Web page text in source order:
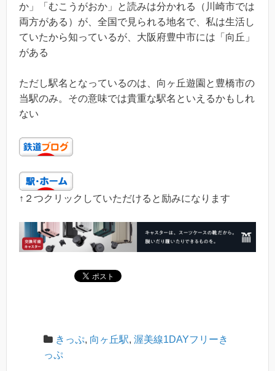
か」「むこうがおか」と読みは分かれる（川崎市では
両方がある）が、全国で見られる地名で、私は生活し
ていたから知っているが、大阪府豊中市には「向丘」
がある
ただし駅名となっているのは、向ヶ丘遊園と豊橋市の
当駅のみ。その意味では貴重な駅名といえるかもしれ
ない
↑２つクリックしていただけると励みになります
きっぷ, 向ヶ丘駅, 渥美線1DAYフリーき
っぷ